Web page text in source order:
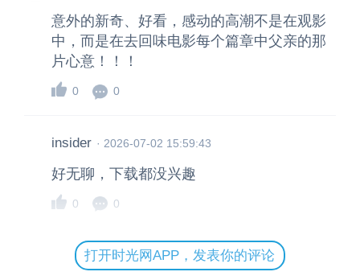
意外的新奇、好看，感动的高潮不是在观影
中，而是在去回味电影每个篇章中父亲的那
片心意！！！
0 0
insider · 2026-07-02 15:59:43
好无聊，下载都没兴趣
0 0
打开时光网APP，发表你的评论